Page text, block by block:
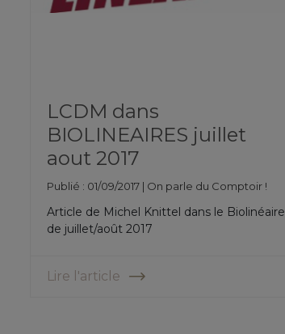
LCDM dans
BIOLINEAIRES juillet
aout 2017
Publié : 01/09/2017 | On parle du Comptoir !
Article de Michel Knittel dans le Biolinéaire
de juillet/août 2017
Lire l'article